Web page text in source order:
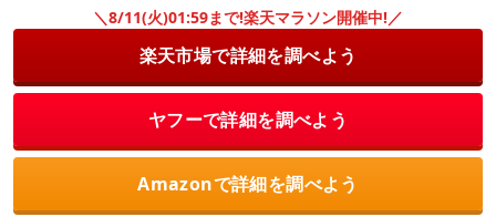
＼8/11(火)01:59まで!楽天マラソン開催中!／
楽天市場で詳細を調べよう
ヤフーで詳細を調べよう
Amazonで詳細を調べよう